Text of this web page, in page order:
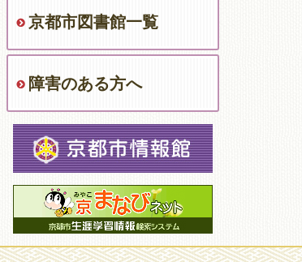
京都市図書館一覧
障害のある方へ